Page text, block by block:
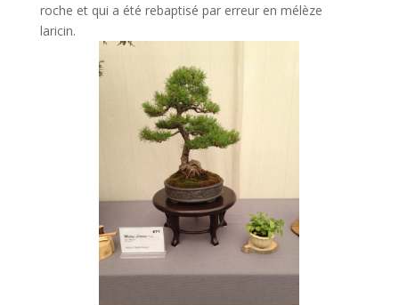
roche et qui a été rebaptisé par erreur en mélèze
laricin.